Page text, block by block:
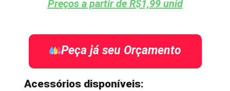
Preços a partir de R$1,99 unid
Peça já seu Orçamento
Acessórios disponíveis: